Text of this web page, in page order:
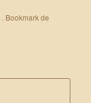
. Bookmark de